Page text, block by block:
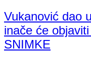
Vukanović dao
inače će
SNIMKE